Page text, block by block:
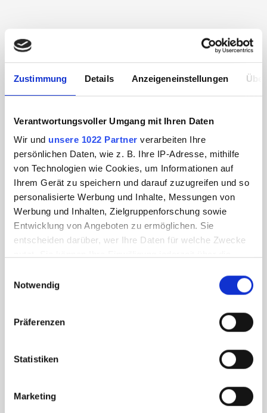
Zustimmung Details Anzeigeneinstellungen
Verantwortungsvoller Umgang mit Ihren Daten
Wir und unsere 1022 Partner verarbeiten Ihre
persönlichen Daten, wie z. B. Ihre IP-Adresse, mithilfe
von Technologien wie Cookies, um Informationen auf
Ihrem Gerät zu speichern und darauf zuzugreifen und so
personalisierte Werbung und Inhalte, Messungen von
Werbung und Inhalten, Zielgruppenforschung sowie
Entwicklung von Angeboten zu ermöglichen. Sie
entscheiden darüber, wer Ihre Daten für welche Zwecke
Trigger Symbol ändern oder widerrufen
Informationen über Ihre geografische Lage
können
bestimmten Merkmalen (Fingerprinting) identifizieren
Erfahren Sie mehr darüber, wie Ihre persönlichen Daten
Notwendig
Präferenzen
Statistiken
Marketing